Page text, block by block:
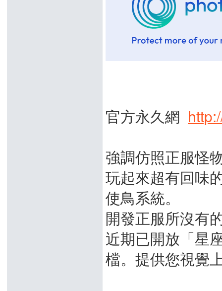
官方永久網
強調仿照正服怪
玩起來超有回味
使鳥系統。
開發正服所沒有
近期已開放「星
檔。提供您視覺